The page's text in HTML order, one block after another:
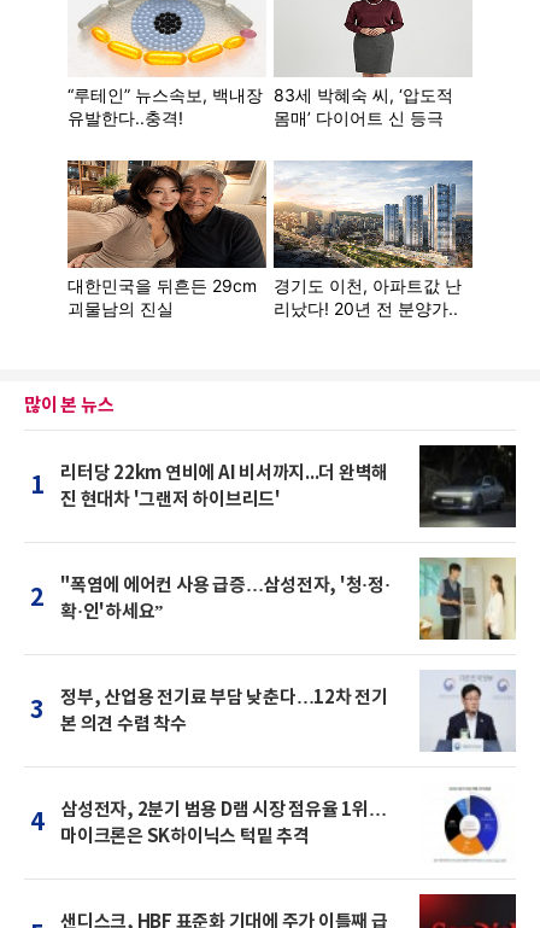
많이 본 뉴스
1
리터당 22km 연비에 AI 비서까지...더 완벽해
진 현대차 '그랜저 하이브리드'
2
"폭염에 에어컨 사용 급증…삼성전자, '청·정·
확·인'하세요”
3
정부, 산업용 전기료 부담 낮춘다…12차 전기
본 의견 수렴 착수
4
삼성전자, 2분기 범용 D램 시장 점유율 1위…
마이크론은 SK하이닉스 턱밑 추격
샌디스크, HBF 표준화 기대에 주가 이틀째 급